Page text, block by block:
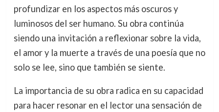
profundizar en los aspectos más oscuros y
luminosos del ser humano. Su obra continúa
siendo una invitación a reflexionar sobre la vida,
el amor y la muerte a través de una poesía que no
solo se lee, sino que también se siente.
La importancia de su obra radica en su capacidad
para hacer resonar en el lector una sensación de